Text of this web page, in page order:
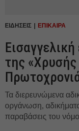
ΕΙΔΗΣΕΙΣ ΕΠΙΚΑΙΡΑ
της
Τα διερευνώμενα
οργάνωση,
παραβάσεις του